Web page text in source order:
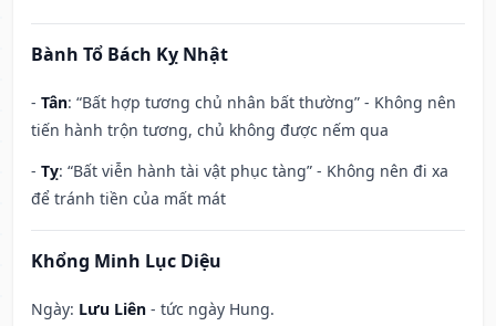
Bành Tổ Bách Kỵ Nhật
- Tân: “Bất hợp tương chủ nhân bất thường” - Không nên
tiến hành trộn tương, chủ không được nếm qua
- Tỵ: “Bất viễn hành tài vật phục tàng” - Không nên đi xa
để tránh tiền của mất mát
Khổng Minh Lục Diệu
Ngày: Lưu Liên - tức ngày Hung.